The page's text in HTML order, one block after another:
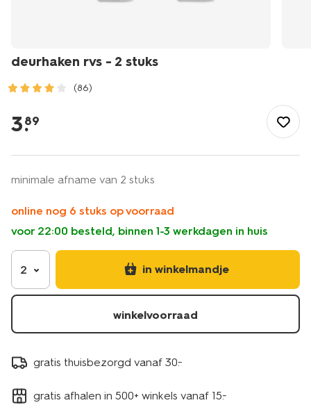
deurhaken rvs - 2 stuks
(86)
slapen/badkamer/badkamer-
accessoires/handdoekhaakjes/deurhaken-
-
-2-
stuks-
3.
89
minimale afname van 2 stuks
online nog 6 stuks op voorraad
voor 22:00 besteld, binnen 1-3 werkdagen in huis
2 in winkelmandje
winkelvoorraad
gratis thuisbezorgd vanaf 30.-
gratis afhalen in 500+ winkels vanaf 15.-